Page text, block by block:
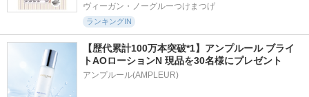
ヴィーガン・ノーグルーつけまつげ
ランキングIN
【歴代累計100万本突破*1】アンプルール ブライ
トAOローションN 現品を30名様にプレゼント
アンプルール(AMPLEUR)